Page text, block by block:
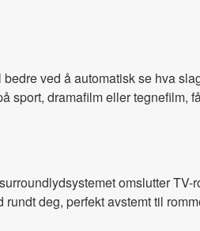
ved å automatisk se hva
sport, dramafilm eller tegnefilm,
omslutter TV-
deg, perfekt avstemt til